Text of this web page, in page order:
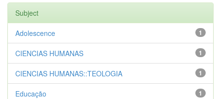
Subject
1
Adolescence
1
CIENCIAS HUMANAS
1
CIENCIAS HUMANAS::TEOLOGIA
1
Educação